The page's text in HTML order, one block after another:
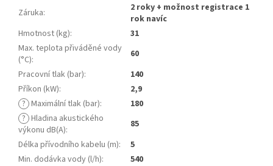
Záruka:
2 roky + možnost registrace 1
rok navíc
Hmotnost (kg):
31
Max. teplota přiváděné vody
(°C):
60
Pracovní tlak (bar):
140
Příkon (kW):
2,9
? Maximální tlak (bar):
180
? Hladina akustického
výkonu dB(A):
85
Délka přívodního kabelu (m):
5
Min. dodávka vody (l/h):
540